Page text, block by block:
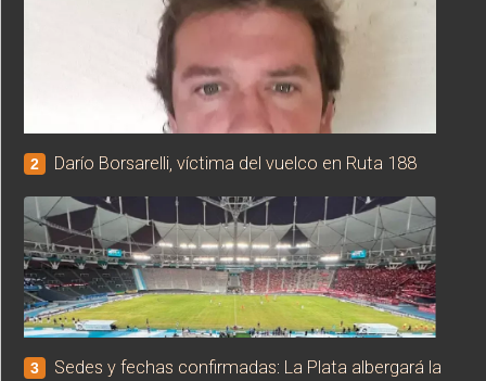
2 Darío Borsarelli, víctima del vuelco en Ruta 188
3
Sedes y fechas confirmadas: La Plata albergará la